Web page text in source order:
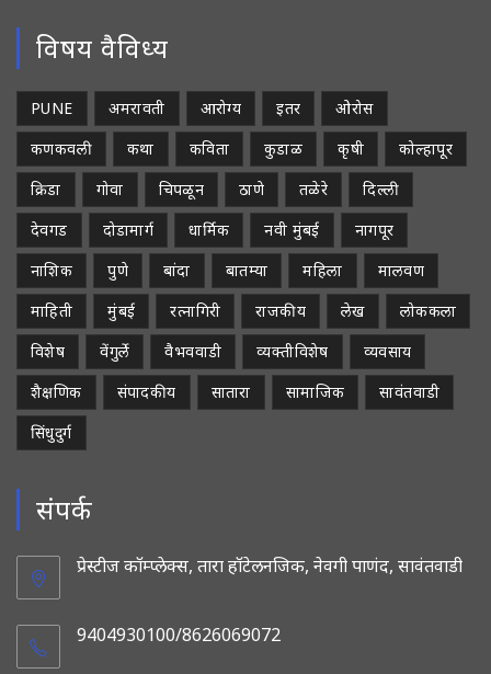
विषय वैविध्य
PUNE अमरावती आरोग्य इतर
ओरोस
कणकवली
कथा कविता कुडाळ कृषी
कोल्हापूर
क्रिडा
गोवा चिपळून ठाणे तळेरे
दिल्ली
देवगड
दोडामार्ग धार्मिक नवी मुंबई
नागपूर
नाशिक
पुणे बांदा बातम्या महिला
मालवण
माहिती
मुंबई रत्नागिरी राजकीय लेख
लोककला
विशेष
वेंगुर्ले वैभववाडी व्यक्तीविशेष
व्यवसाय
शैक्षणिक
संपादकीय सातारा सामाजिक
सावंतवाडी
सिंधुदुर्ग
संपर्क
प्रेस्टीज कॉम्प्लेक्स, तारा हॉटेलनजिक, नेवगी पाणंद, सावंतवाडी
9404930100/8626069072